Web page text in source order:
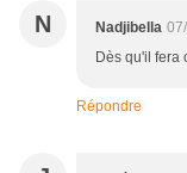
N Nadjibella
Dès qu'il fera
Répondre